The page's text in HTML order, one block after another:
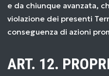
e da chiunque avanzata,
violazione dei presenti
conseguenza di azioni
ART. 12.